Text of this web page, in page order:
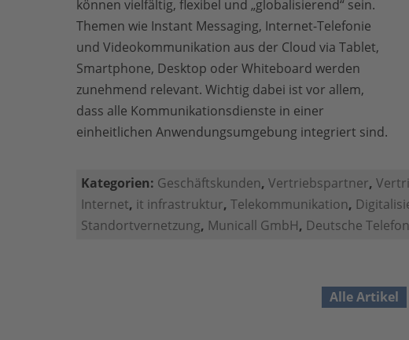
können vielfältig, flexibel und „globalisierend“ sein.
Themen wie Instant Messaging, Internet-Telefonie
und Videokommunikation aus der Cloud via Tablet,
Smartphone, Desktop oder Whiteboard werden
zunehmend relevant. Wichtig dabei ist vor allem,
dass alle Kommunikationsdienste in einer
einheitlichen Anwendungsumgebung integriert sind.
Kategorien: Geschäftskunden, Vertriebspartner,
Internet, it infrastruktur, Telekommunikation,
Standortvernetzung, Municall GmbH, Deutsche Telefon
Alle Artikel